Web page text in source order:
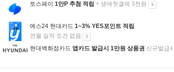
토스페이 1만P 추첨 적립 + 생애첫결제 3천원
예스24 현대카드 1~3% YES포인트 적립
전월 실적 조건 없음
현대백화점카드 앱카드 발급시 1만원 상품권 신규발급시